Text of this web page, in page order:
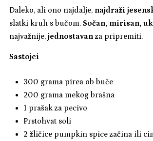
Daleko, ali ono najdalje, najdraži
slatki kruh s bučom. Sočan, mirisan,
najvažnije,jednostavan za pripremiti.
Sastojci
300 grama pirea ob buče
200 grama mekog brašna
1 prašak za pecivo
Prstohvat soli
2 žličice pumpkin spice začina ili